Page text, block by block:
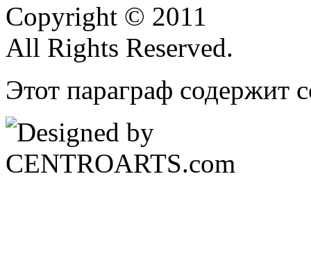
Copyright © 2011
All Rights Reserved.
Этот параграф содержит